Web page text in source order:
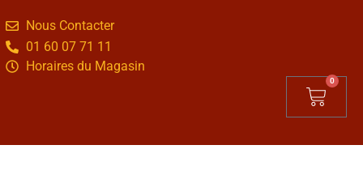
Nous Contacter
01 60 07 71 11
Horaires du Magasin
0